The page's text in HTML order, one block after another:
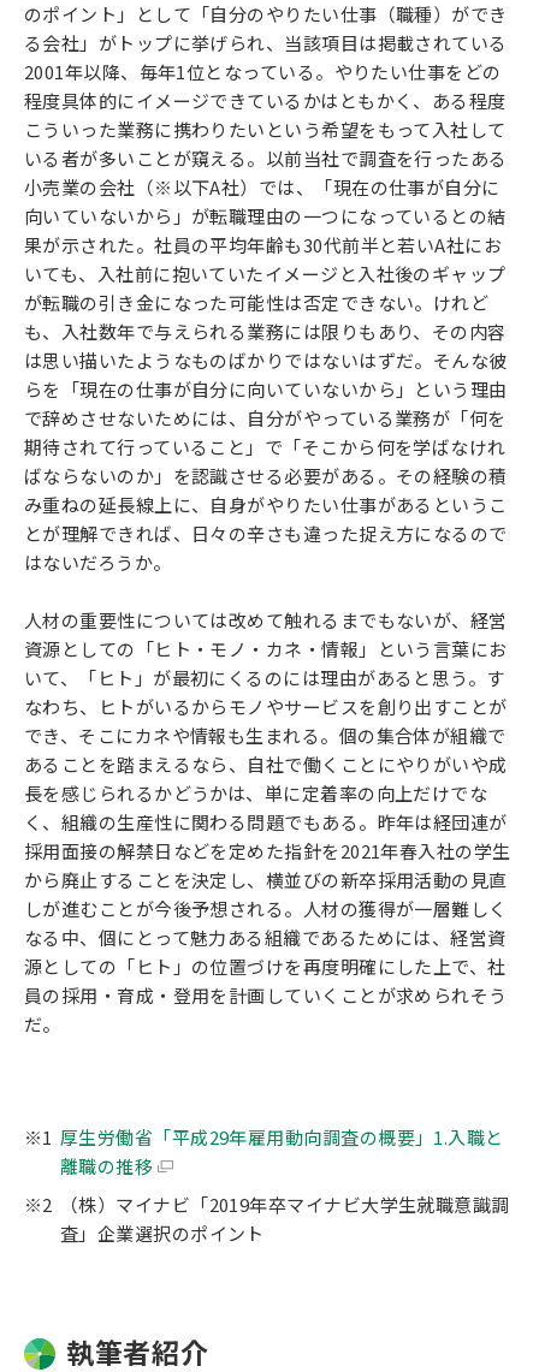
のポイント」として「自分のやりたい仕事（職種）ができ
る会社」がトップに挙げられ、当該項目は掲載されている
2001年以降、毎年1位となっている。やりたい仕事をどの
程度具体的にイメージできているかはともかく、ある程度
こういった業務に携わりたいという希望をもって入社して
いる者が多いことが窺える。以前当社で調査を行ったある
小売業の会社（※以下A社）では、「現在の仕事が自分に
向いていないから」が転職理由の一つになっているとの結
果が示された。社員の平均年齢も30代前半と若いA社にお
いても、入社前に抱いていたイメージと入社後のギャップ
が転職の引き金になった可能性は否定できない。けれど
も、入社数年で与えられる業務には限りもあり、その内容
は思い描いたようなものばかりではないはずだ。そんな彼
らを「現在の仕事が自分に向いていないから」という理由
で辞めさせないためには、自分がやっている業務が「何を
期待されて行っていること」で「そこから何を学ばなけれ
ばならないのか」を認識させる必要がある。その経験の積
み重ねの延長線上に、自身がやりたい仕事があるというこ
とが理解できれば、日々の辛さも違った捉え方になるので
はないだろうか。
人材の重要性については改めて触れるまでもないが、経営
資源としての「ヒト・モノ・カネ・情報」という言葉にお
いて、「ヒト」が最初にくるのには理由があると思う。す
なわち、ヒトがいるからモノやサービスを創り出すことが
でき、そこにカネや情報も生まれる。個の集合体が組織で
あることを踏まえるなら、自社で働くことにやりがいや成
長を感じられるかどうかは、単に定着率の向上だけでな
く、組織の生産性に関わる問題でもある。昨年は経団連が
採用面接の解禁日などを定めた指針を2021年春入社の学生
から廃止することを決定し、横並びの新卒採用活動の見直
しが進むことが今後予想される。人材の獲得が一層難しく
なる中、個にとって魅力ある組織であるためには、経営資
源としての「ヒト」の位置づけを再度明確にした上で、社
員の採用・育成・登用を計画していくことが求められそう
だ。
厚生労働省「平成29年雇用動向調査の概要」1.入職と
離職の推移
（株）マイナビ「2019年卒マイナビ大学生就職意識調
査」企業選択のポイント
執筆者紹介